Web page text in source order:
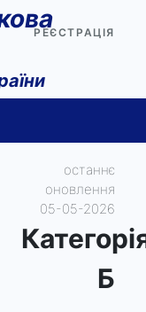
РЕЄСТРАЦІЯ
останнє
оновлення
05-05-2026
Б